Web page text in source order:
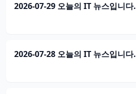
2026-07-29 오늘의 IT 뉴스입니다.
2026-07-28 오늘의 IT 뉴스입니다.